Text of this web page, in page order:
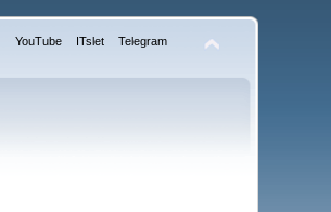
YouTube ITslet Telegram